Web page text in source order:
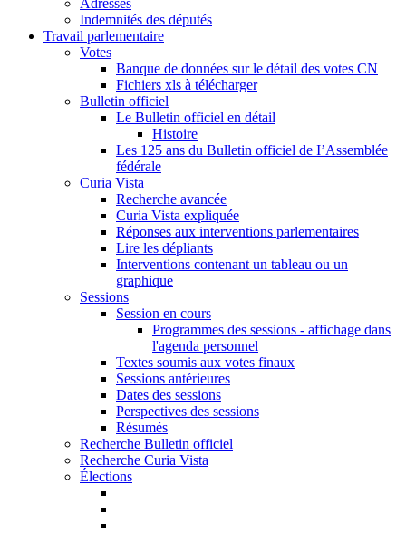
Adresses
Indemnités des députés
Travail parlementaire
Votes
Banque de données sur le détail des votes CN
Fichiers xls à télécharger
Bulletin officiel
Le Bulletin officiel en détail
Histoire
Les 125 ans du Bulletin officiel de I’Assemblée
fédérale
Curia Vista
Recherche avancée
Curia Vista expliquée
Réponses aux interventions parlementaires
Lire les dépliants
Interventions contenant un tableau ou un
graphique
Sessions
Session en cours
Programmes des sessions - affichage dans
l'agenda personnel
Textes soumis aux votes finaux
Sessions antérieures
Dates des sessions
Perspectives des sessions
Résumés
Recherche Bulletin officiel
Recherche Curia Vista
Élections